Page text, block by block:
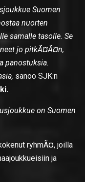
Suomen
nuorten
samalle tasolle. Se
jo pitkÃ¤Ã¤n,
panostuksia.
sanoo SJK:n
on Suomen
ryhmÃ¤, joilla
ja